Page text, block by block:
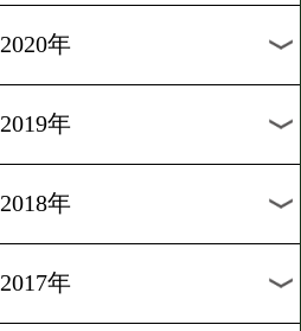
過去のニュース
2025年